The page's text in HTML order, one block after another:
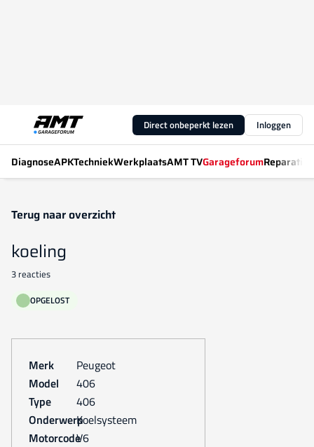
Direct onbeperkt lezen Inloggen
DiagnoseAPKTechniekWerkplaatsAMT TVGarageforum
Terug naar overzicht
koeling
3 reacties
OPGELOST
Merk
Peugeot
Model
406
Type
406
OnderwerpKoelsysteem
MotorcodeV6